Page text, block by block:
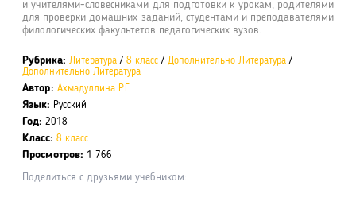
и учителями-словесниками для подготовки к урокам, родителями
для проверки домашних заданий, студентами и преподавателями
филологических факультетов педагогических вузов.
Рубрика: Литература / 8 класс / Дополнительно Литература /
Дополнительно Литература
Автор: Ахмадуллина Р.Г.
Язык: Русский
Год: 2018
Класс: 8 класс
Просмотров: 1 766
Поделиться с друзьями учебником: